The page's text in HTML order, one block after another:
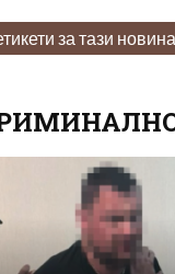
за тази новина